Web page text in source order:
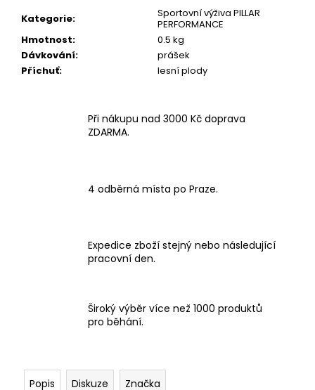
Kategorie:
Sportovní výživa PILLAR
PERFORMANCE
Hmotnost:
0.5 kg
Dávkování:
prášek
Příchuť: lesní plody
Při nákupu nad 3000 Kč doprava
ZDARMA.
4 odběrná místa po Praze.
Expedice zboží stejný nebo následující
pracovní den.
Široký výběr více než 1000 produktů
pro běhání.
Popis Diskuze Značka